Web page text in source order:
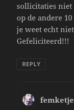
sollicitaties niet
op de andere
je weet echt
Gefeliciteerd!!!
REPLY
femketje